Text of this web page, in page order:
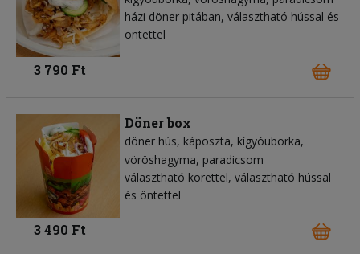
házi döner pitában, választható hússal és
öntettel
3 790 Ft
Döner box
döner hús káposzta kígyóuborka
vöröshagyma paradicsom
választható körettel, választható hússal
és öntettel
3 490 Ft